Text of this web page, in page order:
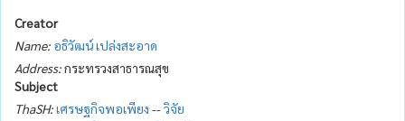
Creator
Name: อธิวัฒน์ เปล่งสะอาด
Address:กระทรวงสาธารณสุข
Subject
ThaSH:เศรษฐกิจพอเพียง --วิจัย